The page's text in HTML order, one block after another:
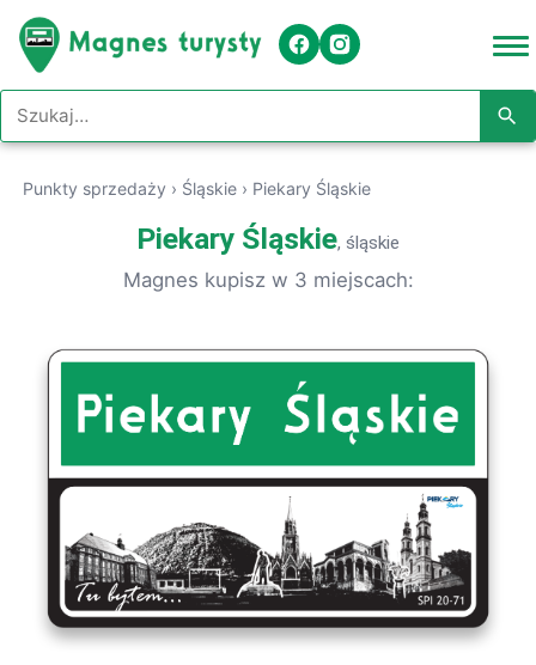
Szukaj w serwisie
Punkty sprzedaży › Śląskie › Piekary Śląskie
Piekary Śląskie, śląskie
Magnes kupisz w 3 miejscach: